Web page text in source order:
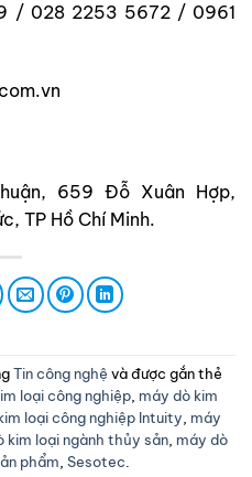
/ 028 2253 5672 / 0961
659 Đỗ Xuân Hợp,
TP Hồ Chí Minh.
Tin công nghệ và được gắn thẻ
loại công nghiệp máy dò kim
loại công nghiệp Intuity máy
kim loại ngành thủy sản máy dò
phẩm Sesotec